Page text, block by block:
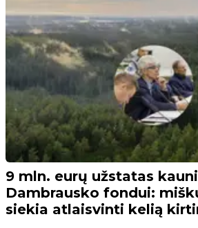
9 mln. eurų užstatas
Dambrausko fondui:
siekia atlaisvinti kelią